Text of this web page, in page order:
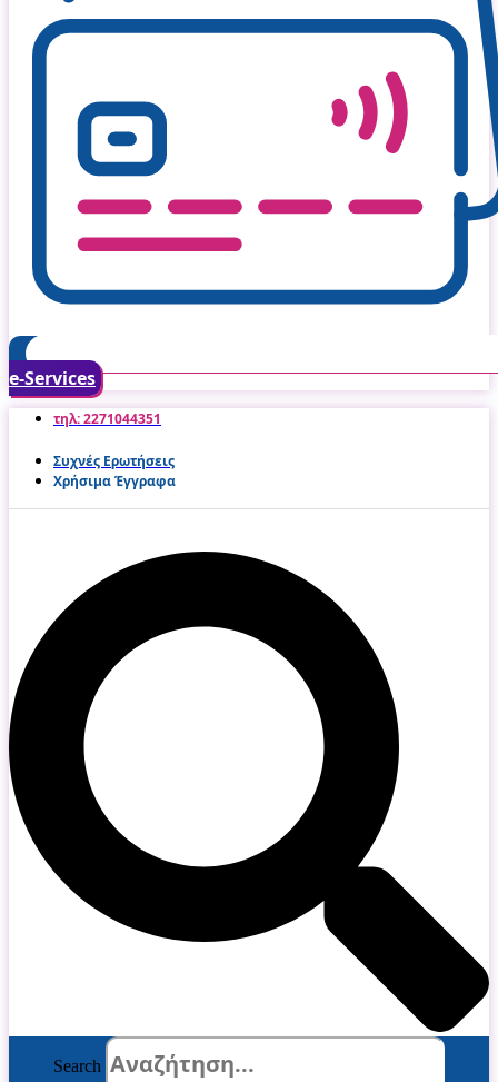
e-Services
τηλ: 2271044351
Συχνές Ερωτήσεις
Χρήσιμα Έγγραφα
Search